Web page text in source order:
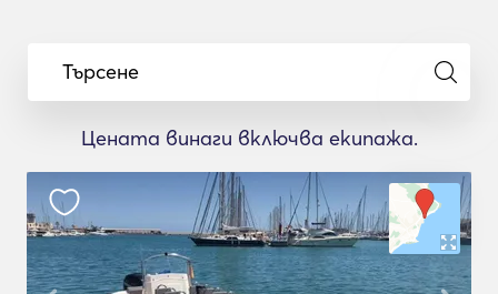
Търсене
Цената винаги включва екипажа.